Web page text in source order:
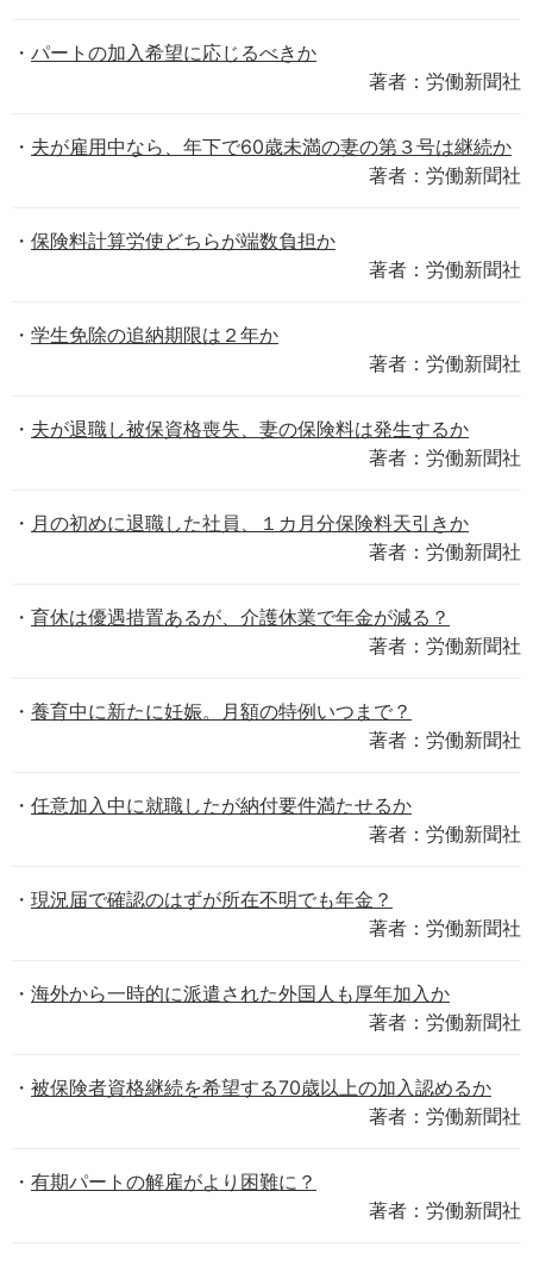
パートの加入希望に応じるべきか
著者：労働新聞社
夫が雇用中なら、年下で60歳未満の妻の第３号は継続か
著者：労働新聞社
保険料計算労使どちらが端数負担か
著者：労働新聞社
学生免除の追納期限は２年か
著者：労働新聞社
夫が退職し被保資格喪失、妻の保険料は発生するか
著者：労働新聞社
月の初めに退職した社員、１カ月分保険料天引きか
著者：労働新聞社
育休は優遇措置あるが、介護休業で年金が減る？
著者：労働新聞社
養育中に新たに妊娠。月額の特例いつまで？
著者：労働新聞社
任意加入中に就職したが納付要件満たせるか
著者：労働新聞社
現況届で確認のはずが所在不明でも年金？
著者：労働新聞社
海外から一時的に派遣された外国人も厚年加入か
著者：労働新聞社
被保険者資格継続を希望する70歳以上の加入認めるか
著者：労働新聞社
有期パートの解雇がより困難に？
著者：労働新聞社